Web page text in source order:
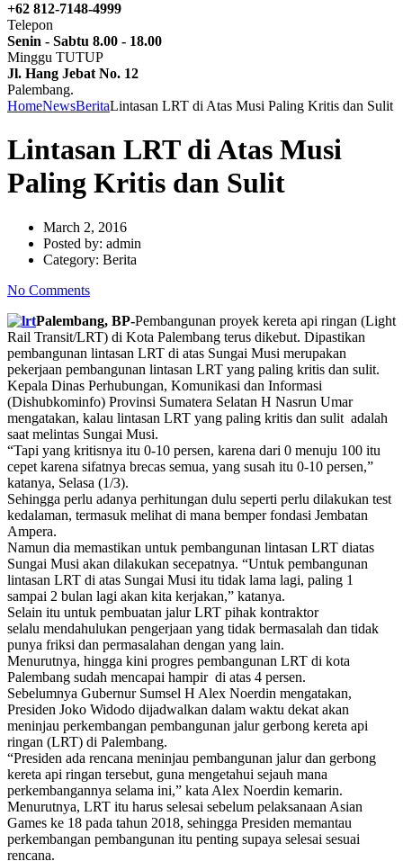
+62 812-7148-4999
Telepon
Senin - Sabtu 8.00 - 18.00
Minggu TUTUP
Jl. Hang Jebat No. 12
Palembang.
HomeNewsBeritaLintasan LRT di Atas Musi Paling Kritis dan Sulit
Lintasan LRT di Atas Musi
Paling Kritis dan Sulit
March 2, 2016
Posted by: admin
Category: Berita
No Comments
Palembang, BP-Pembangunan proyek kereta api ringan (Light
Rail Transit/LRT) di Kota Palembang terus dikebut. Dipastikan
pembangunan lintasan LRT di atas Sungai Musi merupakan
pekerjaan pembangunan lintasan LRT yang paling kritis dan sulit.
Kepala Dinas Perhubungan, Komunikasi dan Informasi
(Dishubkominfo) Provinsi Sumatera Selatan H Nasrun Umar
mengatakan, kalau lintasan LRT yang paling kritis dan sulit adalah
saat melintas Sungai Musi.
“Tapi yang kritisnya itu 0-10 persen, karena dari 0 menuju 100 itu
cepet karena sifatnya brecas semua, yang susah itu 0-10 persen,”
katanya, Selasa (1/3).
Sehingga perlu adanya perhitungan dulu seperti perlu dilakukan test
kedalaman, termasuk melihat di mana bemper fondasi Jembatan
Ampera.
Namun dia memastikan untuk pembangunan lintasan LRT diatas
Sungai Musi akan dilakukan secepatnya. “Untuk pembangunan
lintasan LRT di atas Sungai Musi itu tidak lama lagi, paling 1
sampai 2 bulan lagi akan kita kerjakan,” katanya.
Selain itu untuk pembuatan jalur LRT pihak kontraktor
selalu mendahulukan pengerjaan yang tidak bermasalah dan tidak
punya friksi dan permasalahan dengan yang lain.
Menurutnya, hingga kini progres pembangunan LRT di kota
Palembang sudah mencapai hampir di atas 4 persen.
Sebelumnya Gubernur Sumsel H Alex Noerdin mengatakan,
Presiden Joko Widodo dijadwalkan dalam waktu dekat akan
meninjau perkembangan pembangunan jalur gerbong kereta api
ringan (LRT) di Palembang.
“Presiden ada rencana meninjau pembangunan jalur dan gerbong
kereta api ringan tersebut, guna mengetahui sejauh mana
perkembangannya selama ini,” kata Alex Noerdin kemarin.
Menurutnya, LRT itu harus selesai sebelum pelaksanaan Asian
Games ke 18 pada tahun 2018, sehingga Presiden memantau
perkembangan pembangunan itu penting supaya selesai sesuai
rencana.